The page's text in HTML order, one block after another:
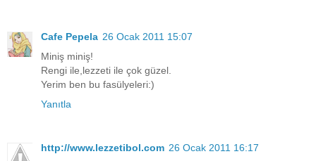
Cafe Pepela 26 Ocak 2011 15:07
Miniş miniş!
Rengi ile,lezzeti ile çok güzel.
Yerim ben bu fasülyeleri:)
Yanıtla
http://www.lezzetibol.com 26 Ocak 2011 16:17